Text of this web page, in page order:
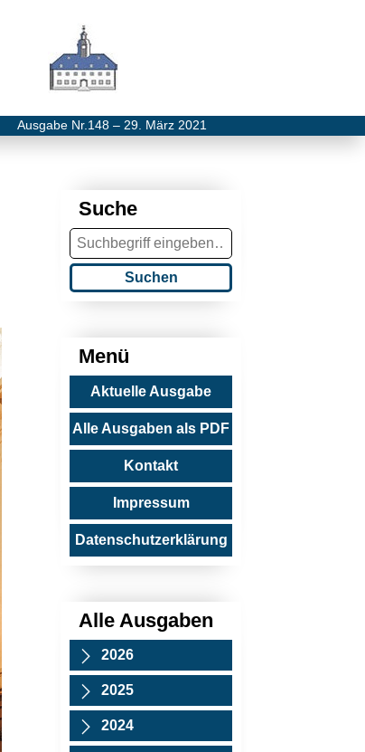
Ausgabe Nr.148 – 29. März 2021
Suche
Suchen
Menü
Aktuelle Ausgabe
Alle Ausgaben als PDF
Kontakt
Impressum
Datenschutzerklärung
Alle Ausgaben
2026
2025
2024